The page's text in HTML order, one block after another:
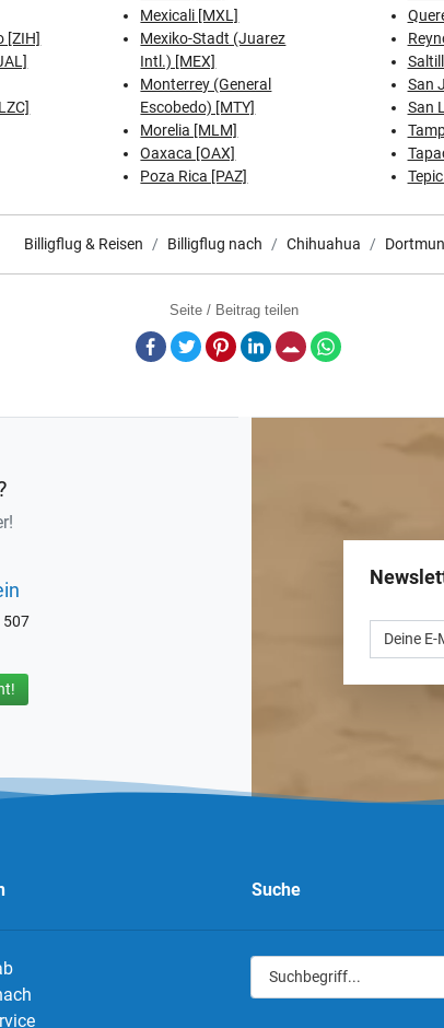
[ZIH]
Mexicali [MXL]
Mexiko-Stadt (Juarez
Intl.) [MEX]
Monterrey (General
Escobedo) [MTY]
Morelia [MLM]
Oaxaca [OAX]
Poza Rica [PAZ]
San
San
Billigflug & Reisen Billigflug nach Chihuahua
Seite / Beitrag teilen
Facebook
TwitterPinterestLinkedInE-Mail
507
Suche